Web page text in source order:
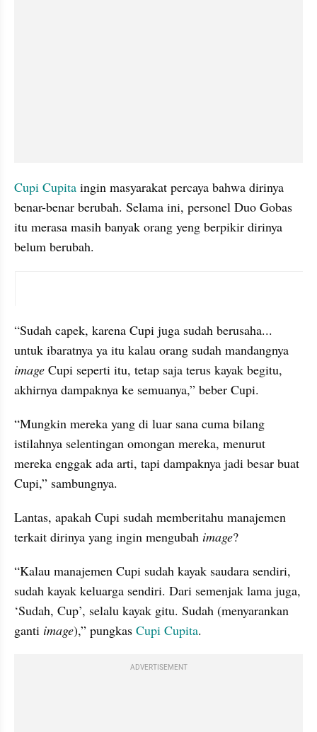
Cupi Cupita ingin masyarakat percaya bahwa dirinya
benar-benar berubah. Selama ini, personel Duo Gobas
itu merasa masih banyak orang yeng berpikir dirinya
belum berubah.
“Sudah capek, karena Cupi juga sudah berusaha...
image Cupi seperti itu, tetap saja terus kayak begitu,
akhirnya dampaknya ke semuanya,” beber Cupi.
“Mungkin mereka yang di luar sana cuma bilang
istilahnya selentingan omongan mereka, menurut
mereka enggak ada arti, tapi dampaknya jadi besar buat
Cupi,” sambungnya.
Lantas, apakah Cupi sudah memberitahu manajemen
terkait dirinya yang ingin mengubah image?
“Kalau manajemen Cupi sudah kayak saudara sendiri,
sudah kayak keluarga sendiri. Dari semenjak lama juga,
‘Sudah, Cup’, selalu kayak gitu. Sudah (menyarankan
ganti image),” pungkas Cupi Cupita.
ADVERTISEMENT